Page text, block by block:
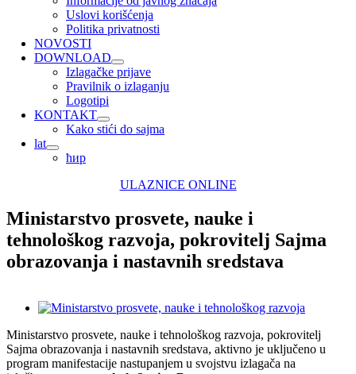
Uslovi korišćenja
Politika privatnosti
NOVOSTI
DOWNLOAD
Izlagačke prijave
Pravilnik o izlaganju
Logotipi
KONTAKT
Kako stići do sajma
lat
ћир
ULAZNICE ONLINE
Ministarstvo prosvete, nauke i
tehnološkog razvoja, pokrovitelj Sajma
obrazovanja i nastavnih sredstava
View
Image
Ministarstvo prosvete, nauke i tehnološkog razvoja, pokrovitelj
Sajma obrazovanja i nastavnih sredstava, aktivno je uključeno u
program manifestacije nastupanjem u svojstvu izlagača na